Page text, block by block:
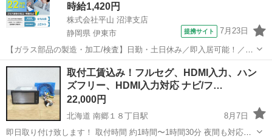
時給1,420円
株式会社平山 沼津支店
静岡県 伊東市
提携サイト 7月23日
【ガラス部品の製造・加工/検査】日勤・土日休み／即入居可能！／伊
豆でのんびりライフ♪ ガラス部品の製造・加工/検査 【株式会社平山で
の正社員採用（無期雇用派遣）となります】 「2人で同じ職場で働き
たい」 「仕事も休みも一...
静岡 伊東市 その他
取付工賃込み！フルセグ、HDMI入力、ハン
ズフリー、HDMI入力対応 ナビ/フ…
22,000円
北海道 南郷１８丁目駅
8月7日
即日取り付け致します！ 取付時間 約1時間〜1時間30分 夜間も対応可